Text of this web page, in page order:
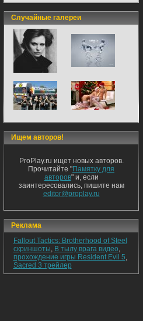
Случайные галереи
Ищем авторов!
ProPlay.ru ищет новых авторов.
Прочитайте "Памятку для
авторов" и, если
заинтересовались, пишите нам
editor@proplay.ru
Реклама
Fallout Tactics: Brotherhood of Steel
скриншоты, В тылу врага видео,
прохождение игры Resident Evil 5,
Sacred 3 трейлер